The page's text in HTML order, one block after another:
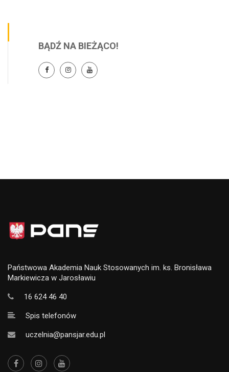
BĄDŹ NA BIEŻĄCO!
Państwowa Akademia Nauk Stosowanych im. ks. Bronisława
Markiewicza w Jarosławiu
16 624 46 40
Spis telefonów
uczelnia@pansjar.edu.pl